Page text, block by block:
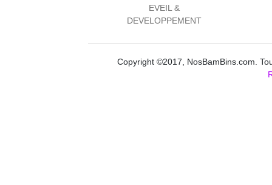
EVEIL &
DEVELOPPEMENT
Copyright ©2017, NosBamBins.com.